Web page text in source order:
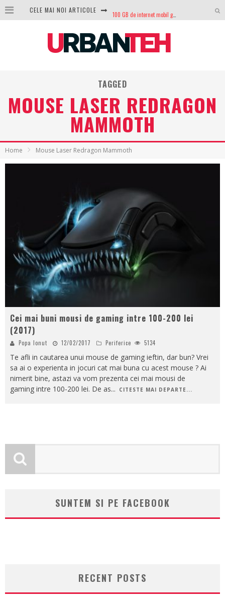
CELE MAI NOI ARTICOLE
NVIDIA avertizează: memoria RAM și SSD-urile ar putea deveni și mai scumpe în perioada următoare
TAGGED
MOUSE LASER REDRAGON
MAMMOTH
Home Mouse Laser Redragon Mammoth
Cei mai buni mousi de gaming intre 100-200 lei
(2017)
Popa Ionut 12/02/2017 Periferice 5134
Te afli in cautarea unui mouse de gaming ieftin, dar bun? Vrei
sa ai o experienta in jocuri cat mai buna cu acest mouse ? Ai
nimerit bine, astazi va vom prezenta cei mai mousi de
gaming intre 100-200 lei. De as... CITESTE MAI DEPARTE...
SUNTEM SI PE FACEBOOK
RECENT POSTS